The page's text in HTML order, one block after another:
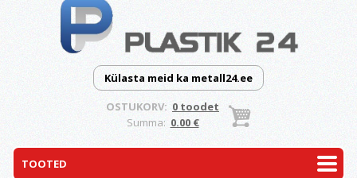
Külasta meid ka metall24.ee
OSTUKORV: 0 toodet
Summa: 0.00 €